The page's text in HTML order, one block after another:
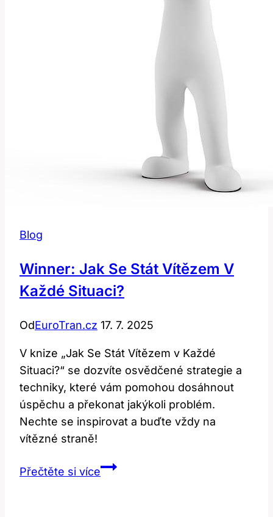
Blog
Winner: Jak Se Stát Vítězem V
Každé Situaci?
OdEuroTran.cz 17. 7. 2025
V knize „Jak Se Stát Vítězem v Každé
Situaci?“ se dozvíte osvědčené strategie a
techniky, které vám pomohou dosáhnout
úspěchu a překonat jakýkoli problém.
Nechte se inspirovat a buďte vždy na
vítězné straně!
Přečtěte si víceWinner: